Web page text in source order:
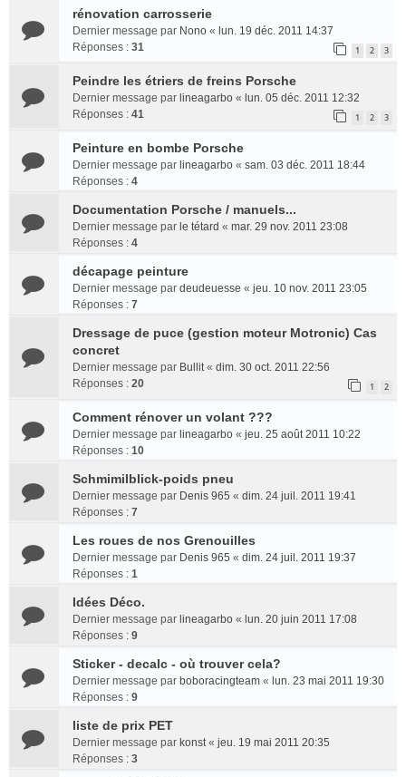
rénovation carrosserie
Dernier message par Nono « lun. 19 déc. 2011 14:37
Réponses : 31 1 2 3
Peindre les étriers de freins Porsche
Dernier message par lineagarbo « lun. 05 déc. 2011 12:32
Réponses : 41 1 2 3
Peinture en bombe Porsche
Dernier message par lineagarbo « sam. 03 déc. 2011 18:44
Réponses : 4
Documentation Porsche / manuels...
Dernier message par le tétard « mar. 29 nov. 2011 23:08
Réponses : 4
décapage peinture
Dernier message par deudeuesse « jeu. 10 nov. 2011 23:05
Réponses : 7
Dressage de puce (gestion moteur Motronic) Cas
concret
Dernier message par Bullit« dim. 30 oct. 2011 22:56
Réponses : 20 1 2
Comment rénover un volant ???
Dernier message par lineagarbo « jeu. 25 août 2011 10:22
Réponses : 10
Schmimilblick-poids pneu
Dernier message par Denis 965 « dim. 24 juil. 2011 19:41
Réponses : 7
Les roues de nos Grenouilles
Dernier message par Denis 965 « dim. 24 juil. 2011 19:37
Réponses : 1
Idées Déco.
Dernier message par lineagarbo « lun. 20 juin 2011 17:08
Réponses : 9
Sticker - decalc - où trouver cela?
Dernier message par boboracingteam « lun. 23 mai 2011 19:30
Réponses : 9
liste de prix PET
Dernier message par konst« jeu. 19 mai 2011 20:35
Réponses : 3